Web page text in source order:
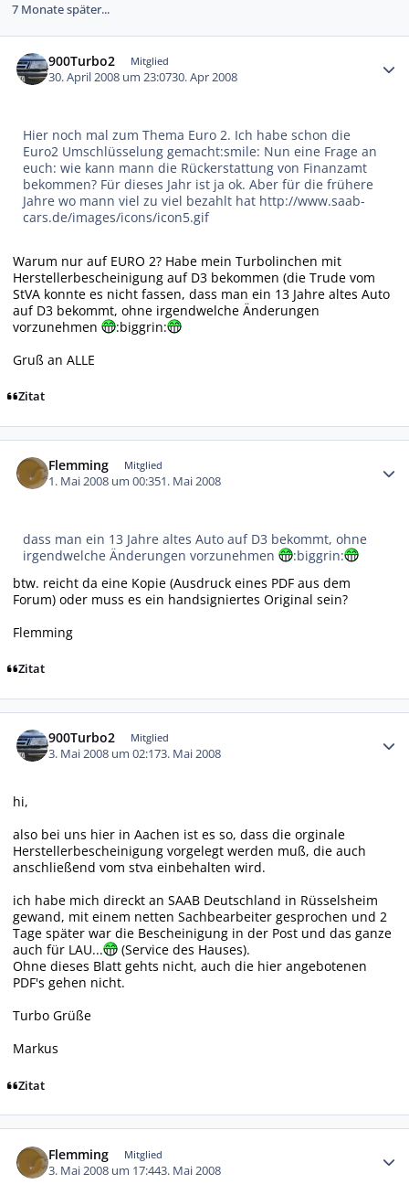
7 Monate später...
900Turbo2 Mitglied
30. April 2008 um 23:0730. Apr 2008
Hier noch mal zum Thema Euro 2. Ich habe schon die
Euro2 Umschlüsselung gemacht:smile: Nun eine Frage an
euch: wie kann mann die Rückerstattung von Finanzamt
bekommen? Für dieses Jahr ist ja ok. Aber für die frühere
Jahre wo mann viel zu viel bezahlt hat http://www.saab-
cars.de/images/icons/icon5.gif
Warum nur auf EURO 2? Habe mein Turbolinchen mit
Herstellerbescheinigung auf D3 bekommen (die Trude vom
StVA konnte es nicht fassen, dass man ein 13 Jahre altes Auto
auf D3 bekommt, ohne irgendwelche Änderungen
vorzunehmen
:biggrin:
Gruß an ALLE
Zitat
Flemming Mitglied
1. Mai 2008 um 00:351. Mai 2008
dass man ein 13 Jahre altes Auto auf D3 bekommt, ohne
irgendwelche Änderungen vorzunehmen
:biggrin:
btw. reicht da eine Kopie (Ausdruck eines PDF aus dem
Forum) oder muss es ein handsigniertes Original sein?
Flemming
Zitat
900Turbo2 Mitglied
3. Mai 2008 um 02:173. Mai 2008
hi,
also bei uns hier in Aachen ist es so, dass die orginale
Herstellerbescheinigung vorgelegt werden muß, die auch
anschließend vom stva einbehalten wird.
ich habe mich direckt an SAAB Deutschland in Rüsselsheim
gewand, mit einem netten Sachbearbeiter gesprochen und 2
Tage später war die Bescheinigung in der Post und das ganze
auch für LAU...
(Service des Hauses).
Ohne dieses Blatt gehts nicht, auch die hier angebotenen
PDF's gehen nicht.
Turbo Grüße
Markus
Zitat
Flemming Mitglied
3. Mai 2008 um 17:443. Mai 2008